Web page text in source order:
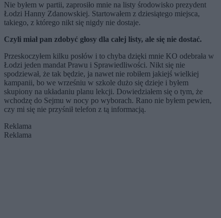
Nie byłem w partii, zaprosiło mnie na listy środowisko prezydent
Łodzi Hanny Zdanowskiej. Startowałem z dziesiątego miejsca,
takiego, z którego nikt się nigdy nie dostaje.
Czyli miał pan zdobyć głosy dla całej listy, ale się nie dostać.
Przeskoczyłem kilku posłów i to chyba dzięki mnie KO odebrała w
Łodzi jeden mandat Prawu i Sprawiedliwości. Nikt się nie
spodziewał, że tak będzie, ja nawet nie robiłem jakiejś wielkiej
kampanii, bo we wrześniu w szkole dużo się dzieje i byłem
skupiony na układaniu planu lekcji. Dowiedziałem się o tym, że
wchodzę do Sejmu w nocy po wyborach. Rano nie byłem pewien,
czy mi się nie przyśnił telefon z tą informacją.
Reklama
Reklama